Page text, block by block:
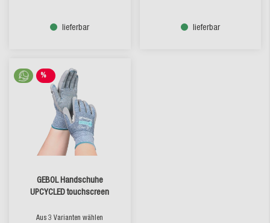
lieferbar lieferbar
%
GEBOL Handschuhe
UPCYCLED touchscreen
Aus 3 Varianten wählen